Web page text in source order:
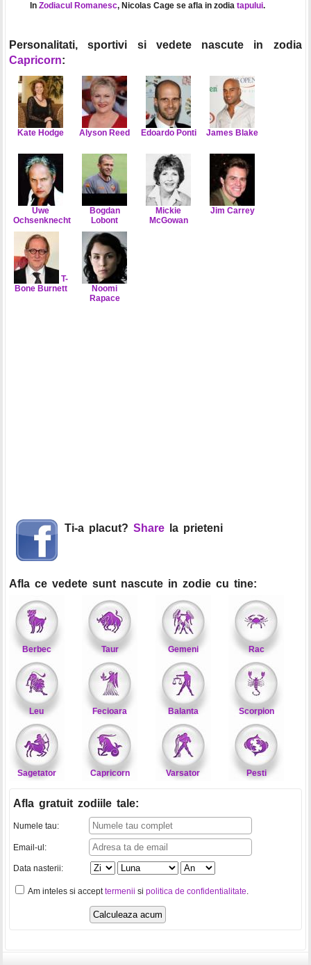
In Zodiacul Romanesc, Nicolas Cage se afla in zodia tapului.
Personalitati, sportivi si vedete nascute in zodia
Capricorn:
Kate Hodge Alyson Reed Edoardo Ponti James Blake
Uwe
Ochsenknecht
Bogdan
Lobont
Mickie
McGowan
Jim Carrey
T-
Bone Burnett
Noomi
Rapace
Ti-a placut? Share la prieteni
Afla ce vedete sunt nascute in zodie cu tine:
Berbec Taur Gemeni Rac
Leu Fecioara Balanta Scorpion
Sagetator Capricorn Varsator Pesti
Afla gratuit zodiile tale:
Numele tau:
Email-ul:
Data nasterii:
Am inteles si accepttermenii si politica de confidentialitate.